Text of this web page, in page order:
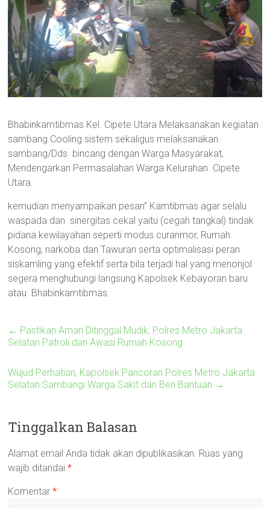
Bhabinkamtibmas Kel. Cipete Utara Melaksanakan kegiatan
sambang Cooling sistem sekaligus melaksanakan
sambang/Dds bincang dengan Warga Masyarakat,
Mendengarkan Permasalahan Warga Kelurahan Cipete
Utara.
kemudian menyampaikan pesan” Kamtibmas agar selalu
waspada dan sinergitas cekal yaitu (cegah tangkal) tindak
pidana kewilayahan seperti modus curanmor, Rumah
Kosong, narkoba dan Tawuran serta optimalisasi peran
siskamling yang efektif serta bila terjadi hal yang menonjol
segera menghubungi langsung Kapolsek Kebayoran baru
atau Bhabinkamtibmas.
← Pastikan Aman Ditinggal Mudik, Polres Metro Jakarta
Selatan Patroli dan Awasi Rumah Kosong
Wujud Perhatian, Kapolsek Pancoran Polres Metro Jakarta
Selatan Sambangi Warga Sakit dan Beri Bantuan →
Tinggalkan Balasan
Alamat email Anda tidak akan dipublikasikan. Ruas yang
wajib ditandai*
Komentar*